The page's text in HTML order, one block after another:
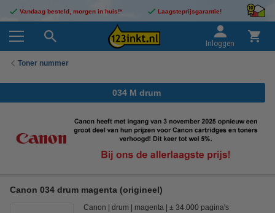
Vandaag besteld, morgen in huis!* Laagsteprijsgarantie!
Inloggen
Toner nummer
034 M drum
Canon 034 drum magenta (origineel)
Canon drum magenta ± 34.000 pagina's